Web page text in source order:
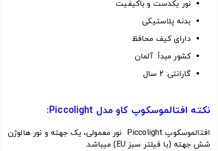
نور یکدست و باکیفیت
بدنه پلاستیکی
دارای کیف محافظ
کشور مبدأ: آلمان
گارانتی: 2 سال
نکته افتالموسکوپ کاو مدل Piccolight:
افتالموسکوپ Piccolight نور معمولی، یک جهته و نور هالوژن
شش جهته (با فیلتر سبز EU) میباشد.